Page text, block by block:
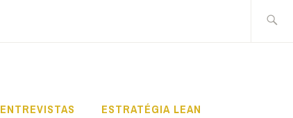
ENTREVISTAS ESTRATÉGIA LEAN